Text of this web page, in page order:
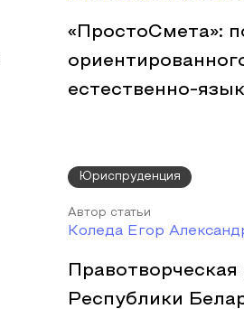
«ПростоСмета»:
естественно-
Юриспруденция
Автор статьи
Коледа Егор
Республики